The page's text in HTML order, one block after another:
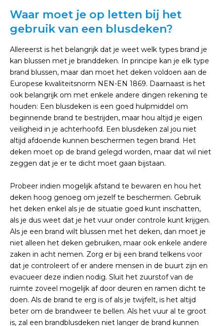
Waar moet je op letten bij het
gebruik van een blusdeken?
Allereerst is het belangrijk dat je weet welk types brand je
kan blussen met je branddeken. In principe kan je elk type
brand blussen, maar dan moet het deken voldoen aan de
Europese kwaliteitsnorm NEN-EN 1869. Daarnaast is het
ook belangrijk om met enkele andere dingen rekening te
houden: Een blusdeken is een goed hulpmiddel om
beginnende brand te bestrijden, maar hou altijd je eigen
veiligheid in je achterhoofd. Een blusdeken zal jou niet
altijd afdoende kunnen beschermen tegen brand. Het
deken moet op de brand gelegd worden, maar dat wil niet
zeggen dat je er te dicht moet gaan bijstaan.
Probeer indien mogelijk afstand te bewaren en hou het
deken hoog genoeg om jezelf te beschermen. Gebruik
het deken enkel als je de situatie goed kunt inschatten,
als je dus weet dat je het vuur onder controle kunt krijgen.
Als je een brand wilt blussen met het deken, dan moet je
niet alleen het deken gebruiken, maar ook enkele andere
zaken in acht nemen. Zorg er bij een brand telkens voor
dat je controleert of er andere mensen in de buurt zijn en
evacueer deze indien nodig. Sluit het zuurstof van de
ruimte zoveel mogelijk af door deuren en ramen dicht te
doen. Als de brand te erg is of als je twijfelt, is het altijd
beter om de brandweer te bellen. Als het vuur al te groot
is, zal een brandblusdeken niet langer de brand kunnen